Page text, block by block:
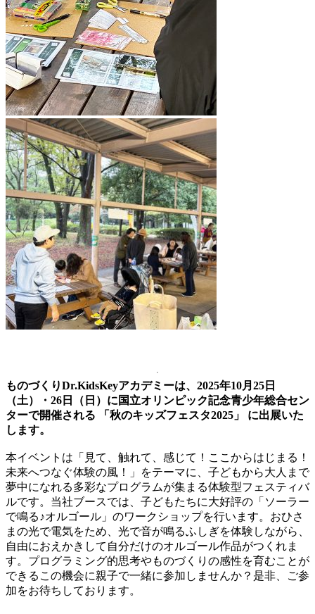
ものづくりDr.KidsKeyアカデミーは、2025年10月25日
（土）・26日（日）に国立オリンピック記念青少年総合セン
ターで開催される 「秋のキッズフェスタ2025」 に出展いた
します。
本イベントは「見て、触れて、感じて！ここからはじまる！
未来へつなぐ体験の風！」をテーマに、子どもから大人まで
夢中になれる多彩なプログラムが集まる体験型フェスティバ
ルです。当社ブースでは、子どもたちに大好評の「ソーラー
で鳴る♪オルゴール」のワークショップを行います。おひさ
まの光で電気をため、光で音が鳴るふしぎを体験しながら、
自由におえかきして自分だけのオルゴール作品がつくれま
す。プログラミング的思考やものづくりの感性を育むことが
できるこの機会に親子で一緒に参加しませんか？是非、ご参
加をお待ちしております。